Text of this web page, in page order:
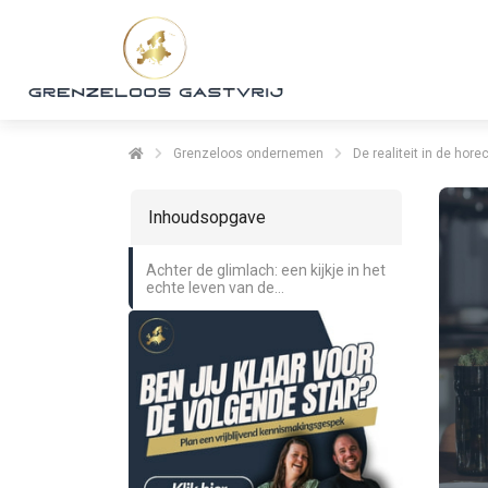
Grenzeloos ondernemen De realiteit in de
Inhoudsopgave
Achter de glimlach: een kijkje in het
echte leven van de
gedrag van een